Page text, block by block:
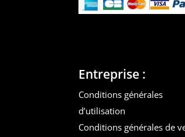
Entreprise :
Conditions générales
d’utilisation
Conditions générales de